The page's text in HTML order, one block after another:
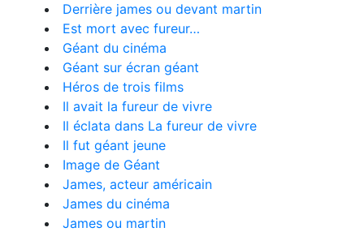
Derrière james ou devant martin
Est mort avec fureur…
Géant du cinéma
Géant sur écran géant
Héros de trois films
Il avait la fureur de vivre
Il éclata dans La fureur de vivre
Il fut géant jeune
Image de Géant
James, acteur américain
James du cinéma
James ou martin